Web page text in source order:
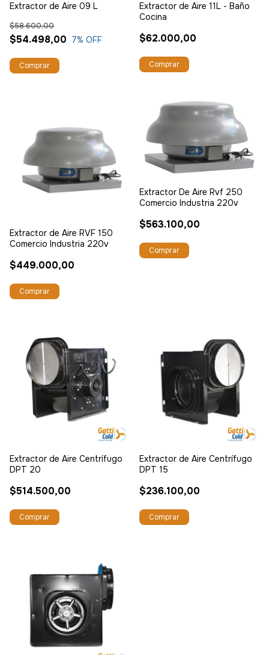
Extractor de Aire 09 L
$54.498,00
$58.600,00
7% OFF
Extractor de Aire 11L - Baño
Cocina
$62.000,00
Extractor de Aire RVF 150
Comercio Industria 220v
$449.000,00
Extractor De Aire Rvf 250
Comercio Industria 220v
$563.100,00
Extractor de Aire Centrífugo
DPT 20
$514.500,00
Extractor de Aire Centrífugo
DPT 15
$236.100,00